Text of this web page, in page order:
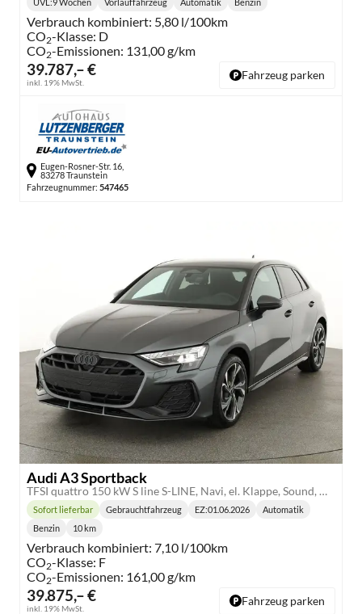
39.787,– €
inkl. 19% MwSt.
Lieferzeit: Getriebe: Kraftstoff:
Verbrauch kombiniert: 5,80 l/100km
CO2-Klasse: D
CO2-Emissionen: 131,00 g/km
Fahrzeug parken
Eugen-Rosner-Str. 16,
83278 Traunstein
Fahrzeugnummer: 547465
Audi A3 Sportback
TFSI quattro 150 kW S line S-LINE, Navi, el. Klappe, Sound, Winter, 18-Zoll, 3-J. Garantie
39.875,– €
inkl. 19% MwSt.
Lieferzeit:
Sofort lieferbar Gebrauchtfahrzeug EZ:01.06.2026
Getriebe:
Automatik
Kraftstoff:
Benzin
Kilometerstand:
10 km
Verbrauch kombiniert: 7,10 l/100km
CO2-Klasse: F
CO2-Emissionen: 161,00 g/km
Fahrzeug parken